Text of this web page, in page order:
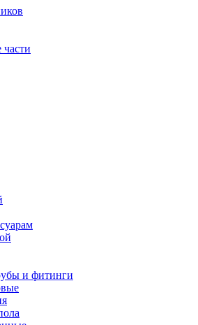
и фитинги